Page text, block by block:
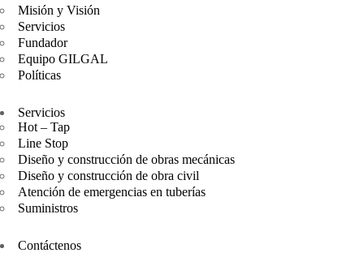
Misión y Visión
Servicios
Fundador
Equipo GILGAL
Políticas
Servicios
Hot – Tap
Line Stop
Diseño y construcción de obras mecánicas
Diseño y construcción de obra civil
Atención de emergencias en tuberías
Suministros
Contáctenos